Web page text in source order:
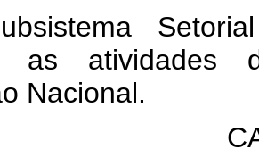
as atividades
Nacional.